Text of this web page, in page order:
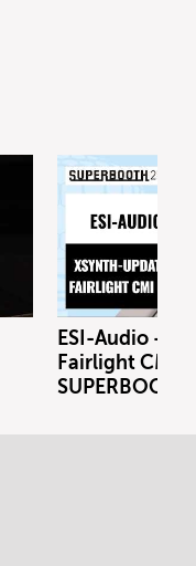
ESI-Audio -
Fairlight CMI